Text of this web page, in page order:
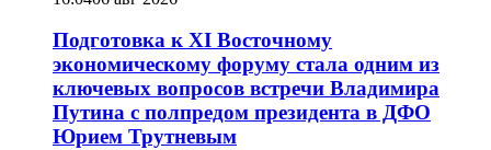
Подготовка к XI Восточному
экономическому форуму стала одним из
ключевых вопросов встречи Владимира
Путина с полпредом президента в ДФО
Юрием Трутневым